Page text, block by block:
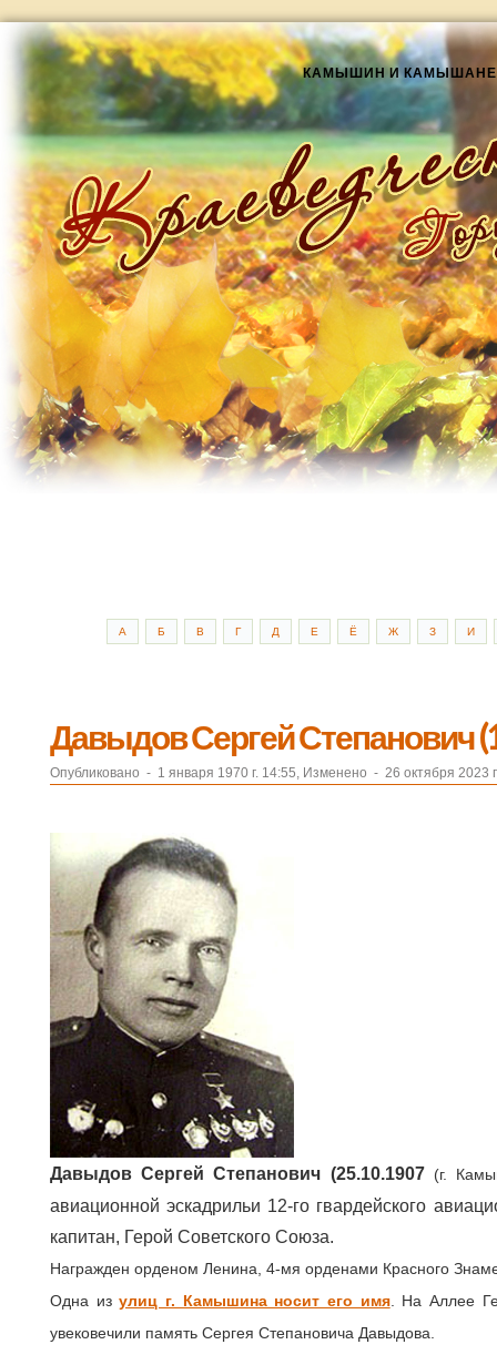
КАМЫШИН И КАМЫШАНЕ
А Б В Г Д Е Ё Ж З И
Давыдов Сергей Степанович
Опубликовано - 1 января 1970 г. 14:55, Изменено - 26 октября 2023
Давыдов Сергей Степанович (25.10.1907 (г.
авиационной эскадрильи 12-го гвардейского
капитан, Герой Советского Союза.
Награжден орденом Ленина, 4-мя орденами Красного
Одна изулиц г. Камышина носит его имя. На Аллее
увековечили память Сергея Степановича Давыдова.